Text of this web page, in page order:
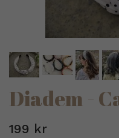
Diadem -
199 kr